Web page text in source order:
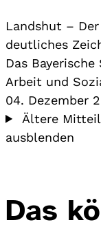
Landshut –
deutliches
Das
Arbeit und
04. Dezember
Ältere
ausblenden
Das